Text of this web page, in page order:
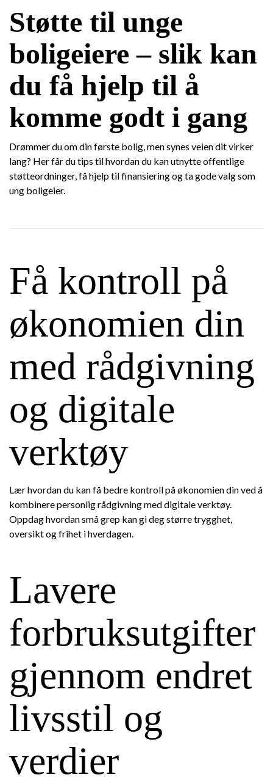
Støtte til unge
boligeiere – slik kan
du få hjelp til å
komme godt i gang
Drømmer du om din første bolig, men synes veien dit virker
lang? Her får du tips til hvordan du kan utnytte offentlige
støtteordninger, få hjelp til finansiering og ta gode valg som
ung boligeier.
Få kontroll på
økonomien din
med rådgivning
og digitale
verktøy
Lær hvordan du kan få bedre kontroll på økonomien din ved å
kombinere personlig rådgivning med digitale verktøy.
Oppdag hvordan små grep kan gi deg større trygghet,
oversikt og frihet i hverdagen.
Lavere
forbruksutgifter
gjennom endret
livsstil og
verdier